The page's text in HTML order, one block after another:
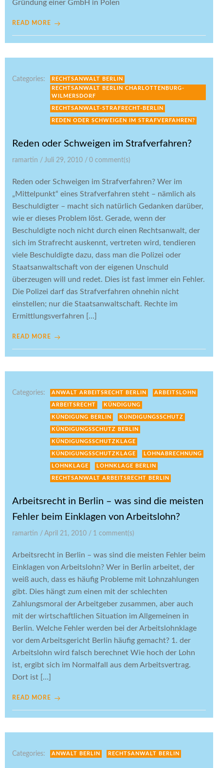
Gründung einer GmbH in Polen
READ MORE
Categories:
RECHTSANWALT BERLIN
RECHTSANWALT BERLIN CHARLOTTENBURG-
WILMERSDORF
RECHTSANWALT-STRAFRECHT-BERLIN
REDEN ODER SCHWEIGEN IM STRAFVERFAHREN?
Reden oder Schweigen im Strafverfahren?
ramartin / Juli 29, 2010 / 0 comment(s)
Reden oder Schweigen im Strafverfahren? Wer im
„Mittelpunkt“ eines Strafverfahren steht – nämlich als
Beschuldigter – macht sich natürlich Gedanken darüber,
wie er dieses Problem löst. Gerade, wenn der
Beschuldigte noch nicht durch einen Rechtsanwalt, der
sich im Strafrecht auskennt, vertreten wird, tendieren
viele Beschuldigte dazu, dass man die Polizei oder
Staatsanwaltschaft von der eigenen Unschuld
überzeugen will und redet. Dies ist fast immer ein Fehler.
Die Polizei darf das Strafverfahren ohnehin nicht
einstellen; nur die Staatsanwaltschaft. Rechte im
Ermittlungsverfahren […]
READ MORE
Categories: ANWALT ARBEITSRECHT BERLIN ARBEITSLOHN
ARBEITSRECHT KÜNDIGUNG
KÜNDIGUNG BERLIN KÜNDIGUNGSSCHUTZ
KÜNDIGUNGSSCHUTZ BERLIN
KÜNDIGUNGSSCHUTZKLAGE
KÜNDIGUNGSSCHUTZKLAGE LOHNABRECHNUNG
LOHNKLAGE LOHNKLAGE BERLIN
RECHTSANWALT ARBEITSRECHT BERLIN
Arbeitsrecht in Berlin – was sind die meisten
Fehler beim Einklagen von Arbeitslohn?
ramartin / April 21, 2010 / 1 comment(s)
Arbeitsrecht in Berlin – was sind die meisten Fehler beim
Einklagen von Arbeitslohn? Wer in Berlin arbeitet, der
weiß auch, dass es häufig Probleme mit Lohnzahlungen
gibt. Dies hängt zum einen mit der schlechten
Zahlungsmoral der Arbeitgeber zusammen, aber auch
mit der wirtschaftlichen Situation im Allgemeinen in
Berlin. Welche Fehler werden bei der Arbeitslohnklage
vor dem Arbeitsgericht Berlin häufig gemacht? 1. der
Arbeitslohn wird falsch berechnet Wie hoch der Lohn
ist, ergibt sich im Normalfall aus dem Arbeitsvertrag.
Dort ist […]
READ MORE
Categories: ANWALT BERLIN RECHTSANWALT BERLIN